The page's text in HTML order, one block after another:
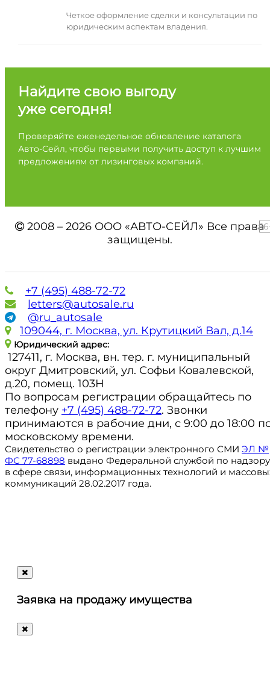
Четкое оформление сделки и консультации по
юридическим аспектам владения.
Найдите свою выгоду
уже сегодня!
Проверяйте еженедельное обновление каталога
Авто-Сейл, чтобы первыми получить доступ к лучшим
предложениям от лизинговых компаний.
2008 – 2026 ООО «АВТО-СЕЙЛ» Все права
защищены.
+7 (495) 488-72-72
letters@autosale.ru
@ru_autosale
109044, г. Москва, ул. Крутицкий Вал, д.14
Юридический адрес:
127411, г. Москва, вн. тер. г. муниципальный
округ Дмитровский, ул. Софьи Ковалевской,
д.20, помещ. 103Н
По вопросам регистрации обращайтесь по
телефону +7 (495) 488-72-72. Звонки
принимаются в рабочие дни, с 9:00 до 18:00
московскому времени.
Свидетельство о регистрации электронного СМИ ЭЛ №
ФС 77-68898 выдано Федеральной службой по надзору
в сфере связи, информационных технологий и
коммуникаций 28.02.2017 года.
letters@autosale.ru
Ответим
Заявка на продажу имущества